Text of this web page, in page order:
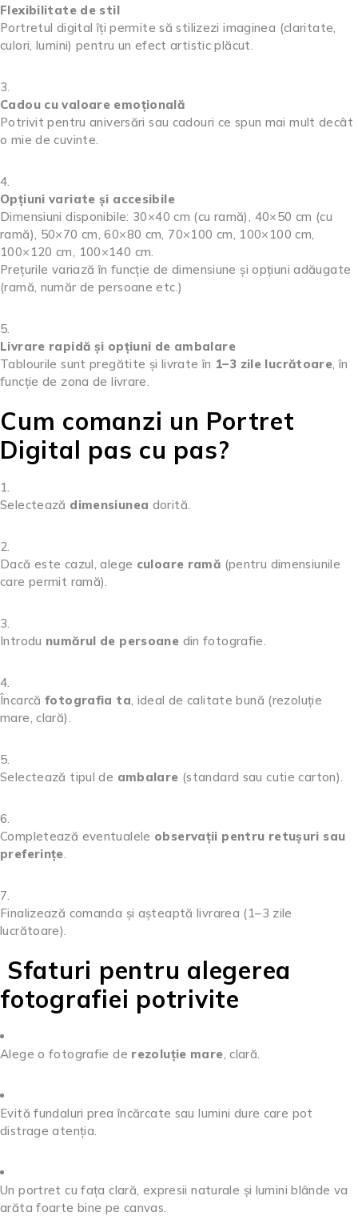
Flexibilitate de stil
Portretul digital îți permite să stilizezi imaginea (claritate,
culori, lumini) pentru un efect artistic plăcut.
Cadou cu valoare emoțională
Potrivit pentru aniversări sau cadouri ce spun mai mult decât
o mie de cuvinte.
Opțiuni variate și accesibile
Dimensiuni disponibile: 30×40 cm (cu ramă), 40×50 cm (cu
ramă), 50×70 cm, 60×80 cm, 70×100 cm, 100×100 cm,
100×120 cm, 100×140 cm.
Prețurile variază în funcție de dimensiune și opțiuni adăugate
(ramă, număr de persoane etc.)
Livrare rapidă și opțiuni de ambalare
Tablourile sunt pregătite și livrate în 1–3 zile lucrătoare, în
funcție de zona de livrare.
Cum comanzi un Portret
Digital pas cu pas?
Selectează dimensiunea dorită.
Dacă este cazul, alege culoare ramă (pentru dimensiunile
care permit ramă).
Introdu numărul de persoane din fotografie.
Încarcă fotografia ta, ideal de calitate bună (rezoluție
mare, clară).
Selectează tipul de ambalare (standard sau cutie carton).
Completează eventualele observații pentru retușuri sau
preferințe.
Finalizează comanda și așteaptă livrarea (1–3 zile
lucrătoare).
Sfaturi pentru alegerea
fotografiei potrivite
Alege o fotografie de rezoluție mare, clară.
Evită fundaluri prea încărcate sau lumini dure care pot
distrage atenția.
Un portret cu fața clară, expresii naturale și lumini blânde va
arăta foarte bine pe canvas.